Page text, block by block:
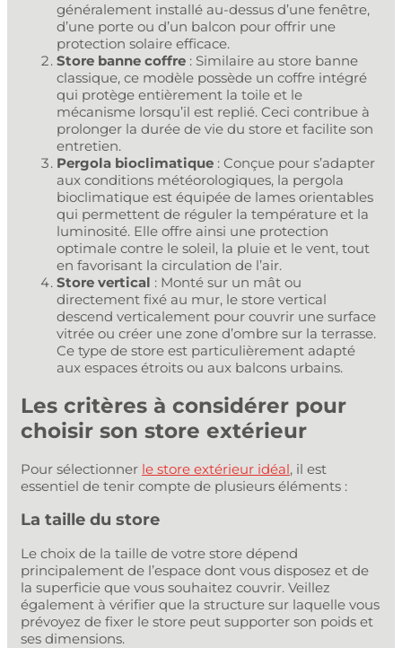
généralement installé au-dessus d’une fenêtre,
d’une porte ou d’un balcon pour offrir une
protection solaire efficace.
Store banne coffre : Similaire au store banne
classique, ce modèle possède un coffre intégré
qui protège entièrement la toile et le
mécanisme lorsqu’il est replié. Ceci contribue à
prolonger la durée de vie du store et facilite son
entretien.
Pergola bioclimatique : Conçue pour s’adapter
aux conditions météorologiques, la pergola
bioclimatique est équipée de lames orientables
qui permettent de réguler la température et la
luminosité. Elle offre ainsi une protection
optimale contre le soleil, la pluie et le vent, tout
en favorisant la circulation de l’air.
Store vertical : Monté sur un mât ou
directement fixé au mur, le store vertical
descend verticalement pour couvrir une surface
vitrée ou créer une zone d’ombre sur la terrasse.
Ce type de store est particulièrement adapté
aux espaces étroits ou aux balcons urbains.
Les critères à considérer pour
choisir son store extérieur
Pour sélectionner le store extérieur idéal, il est
essentiel de tenir compte de plusieurs éléments :
La taille du store
Le choix de la taille de votre store dépend
principalement de l’espace dont vous disposez et de
la superficie que vous souhaitez couvrir. Veillez
également à vérifier que la structure sur laquelle vous
prévoyez de fixer le store peut supporter son poids et
ses dimensions.